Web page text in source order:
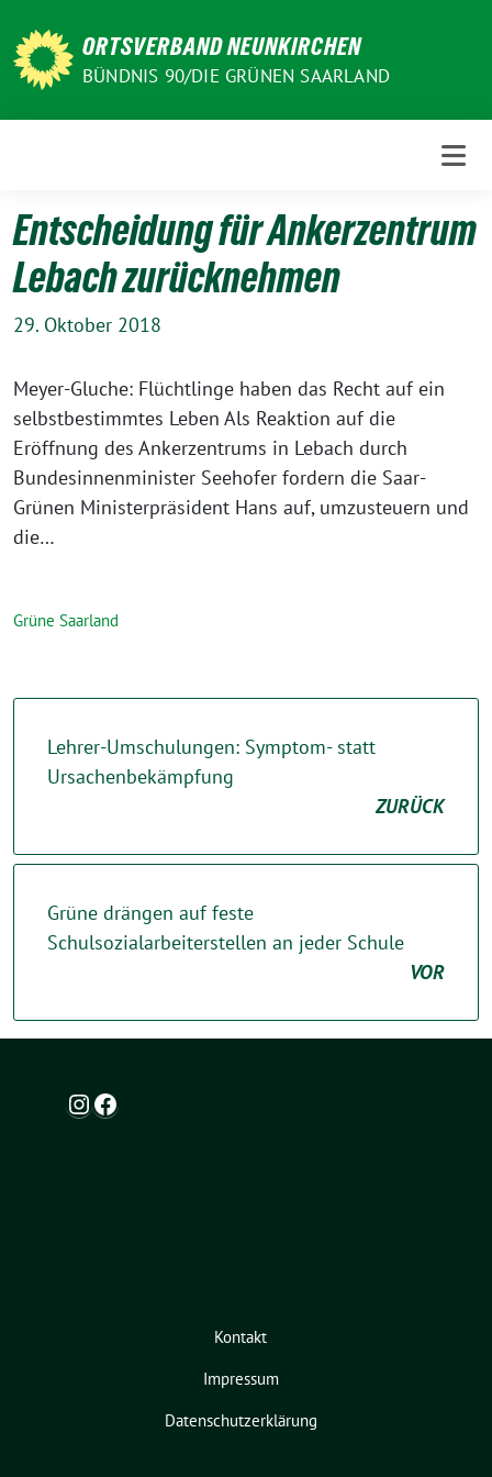
zum
Inhalt
ORTSVERBAND NEUNKIRCHEN
BÜNDNIS 90/DIE GRÜNEN SAARLAND
Entscheidung für Ankerzentrum
Lebach zurücknehmen
29. Oktober 2018
Meyer-Gluche: Flüchtlinge haben das Recht auf ein
selbstbestimmtes Leben Als Reaktion auf die
Eröffnung des Ankerzentrums in Lebach durch
Bundesinnenminister Seehofer fordern die Saar-
Grünen Ministerpräsident Hans auf, umzusteuern und
die…
Grüne Saarland
Lehrer-Umschulungen: Symptom- statt
Ursachenbekämpfung
ZURÜCK
Grüne drängen auf feste
Schulsozialarbeiterstellen an jeder Schule
VOR
Instagram
Facebook
Kontakt
Impressum
Datenschutzerklärung